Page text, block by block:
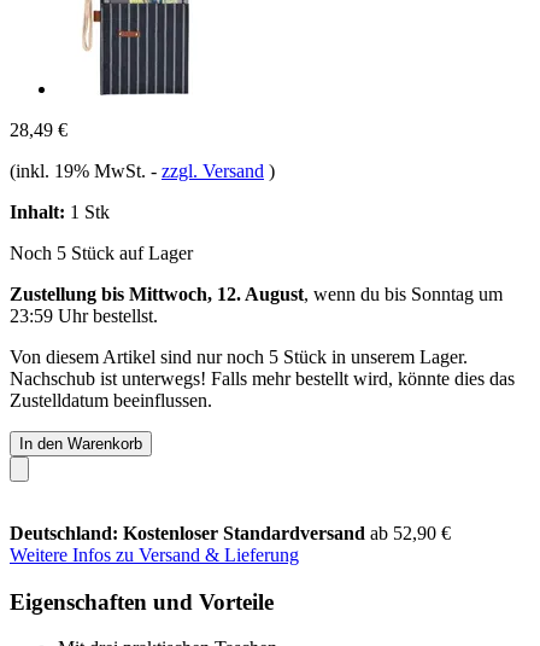
28,49 €
(inkl. 19% MwSt. - zzgl. Versand )
Inhalt: 1 Stk
Noch 5 Stück auf Lager
Zustellung bis Mittwoch, 12. August, wenn du bis Sonntag um
23:59 Uhrbestellst.
Von diesem Artikel sind nur noch 5 Stück in unserem Lager.
Nachschub ist unterwegs! Falls mehr bestellt wird, könnte dies das
Zustelldatum beeinflussen.
In den Warenkorb
Deutschland: Kostenloser Standardversand ab 52,90 €
Weitere Infos zu Versand & Lieferung
Eigenschaften und Vorteile